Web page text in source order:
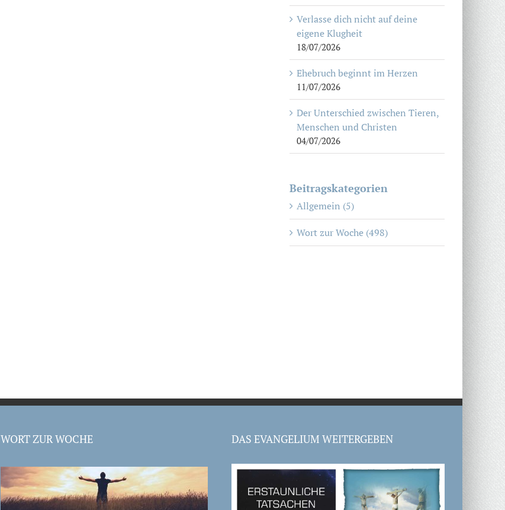
Verlasse dich nicht auf deine
eigene Klugheit
18/07/2026
Ehebruch beginnt im Herzen
11/07/2026
Der Unterschied zwischen Tieren,
Menschen und Christen
04/07/2026
Beitragskategorien
Allgemein (5)
Wort zur Woche (498)
WORT ZUR WOCHE DAS EVANGELIUM WEITERGEBEN